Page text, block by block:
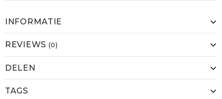
INFORMATIE
REVIEWS (0)
DELEN
TAGS